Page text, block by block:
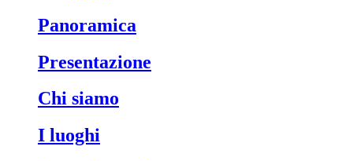
panoramica
presentazione
chi siamo
i luoghi